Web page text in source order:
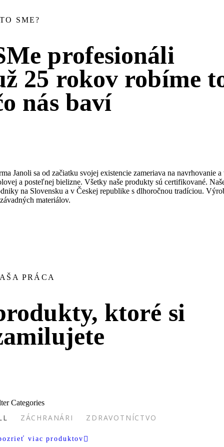
SME?
profesionáli
25 rokov robíme
nás baví
Janoli sa od začiatku svojej existencie zameriava na
a posteľnej bielizne. Všetky naše produkty sú certifikované.
na Slovensku a v Českej republike s dlhoročnou tradíciou.
materiálov.
PRÁCA
ktoré si
Categories
ZÁCHRANÁRI ZDRAVOTNÍCTVO
viac produktov